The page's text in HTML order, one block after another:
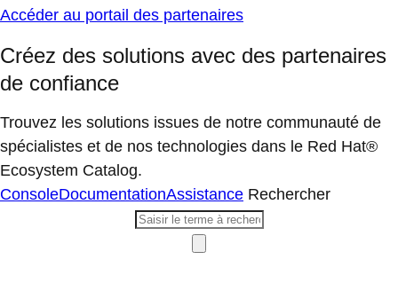
Accéder au portail des partenaires
Créez des solutions avec des partenaires
de confiance
Trouvez les solutions issues de notre communauté de
spécialistes et de nos technologies dans le Red Hat®
Ecosystem Catalog.
ConsoleDocumentationAssistance Rechercher